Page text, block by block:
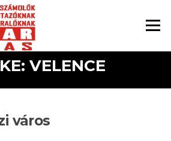
Menü
VELENCE
város